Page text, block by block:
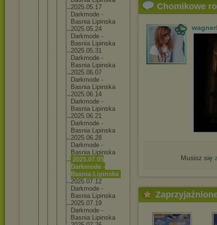
2025.05.17
Darkmode -
Basnia Lipinska
2025.05.24
Darkmode -
Basnia Lipinska
2025.05.31
Darkmode -
Basnia Lipinska
2025.06.07
Darkmode -
Basnia Lipinska
2025.06.14
Darkmode -
Basnia Lipinska
2025.06.21
Darkmode -
Basnia Lipinska
2025.06.28
Darkmode -
Basnia Lipinska
2025.07.05
Darkmode -
Basnia Lipinska
2025.07.12
Darkmode -
Basnia Lipinska
2025.07.19
Darkmode -
Basnia Lipinska
Chomikowe
Musisz się